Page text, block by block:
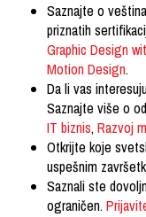
Saznajte o
priznatih
Graphic Design
Motion Design.
Da li vas
Saznajte više o
IT biznis,Razvoj
Otkrijte koje
uspešnim
Saznali ste
ograničen.